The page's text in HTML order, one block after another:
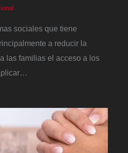
sociales que tiene
a reducir la
las familias el acceso a los